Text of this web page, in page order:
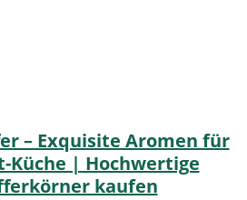
– Exquisite Aromen für
Küche | Hochwertige
kaufen